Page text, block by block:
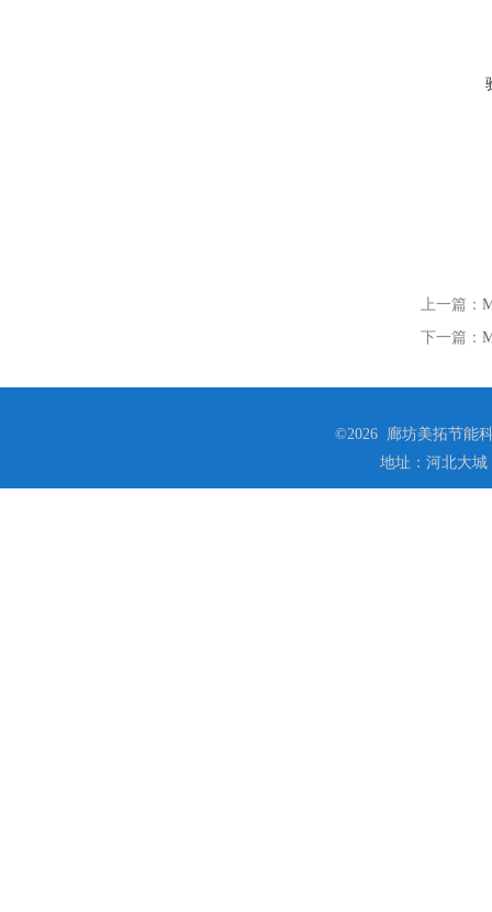
上一篇：
下一篇：
©2026 廊坊美拓节能
地址：河北大城